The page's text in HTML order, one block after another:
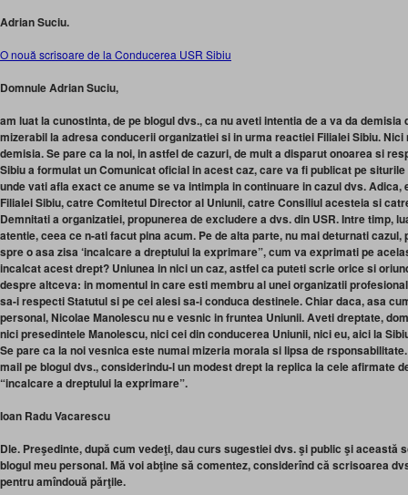
Adrian Suciu.
O nouă scrisoare de la Conducerea USR Sibiu
Domnule Adrian Suciu,
am luat la cunostinta, de pe blogul dvs., ca nu aveti intentia de a va da demisia
mizerabil la adresa conducerii organizatiei si in urma reactiei Filialei Sibiu.
demisia. Se pare ca la noi, in astfel de cazuri, de mult a disparut onoarea si
Sibiu a formulat un Comunicat oficial in acest caz, care va fi publicat pe
unde vati afla exact ce anume se va intimpla in continuare in cazul dvs. Adica,
Filialei Sibiu, catre Comitetul Director al Uniunii, catre Consiliul acesteia si
Demnitati a organizatiei, propunerea de excludere a dvs. din USR. Intre timp,
atentie, ceea ce n-ati facut pina acum. Pe de alta parte, nu mai deturnati
spre o asa zisa ‘incalcare a dreptului la exprimare”, cum va exprimati pe
incalcat acest drept? Uniunea in nici un caz, astfel ca puteti scrie orice si
despre altceva: in momentul in care esti membru al unei organizatii
sa-i respecti Statutul si pe cei alesi sa-i conduca destinele. Chiar daca, asa
personal, Nicolae Manolescu nu e vesnic in fruntea Uniunii. Aveti dreptate,
nici presedintele Manolescu, nici cei din conducerea Uniunii, nici eu, aici la
Se pare ca la noi vesnica este numai mizeria morala si lipsa de
mail pe blogul dvs., considerindu-l un modest drept la replica la cele afirmate
“incalcare a dreptului la exprimare”.
Ioan Radu Vacarescu
Dle. Preşedinte, după cum vedeţi, dau curs sugestiei dvs. şi public şi această
blogul meu personal. Mă voi abţine să comentez, considerînd că scrisoarea
pentru amîndouă părţile.